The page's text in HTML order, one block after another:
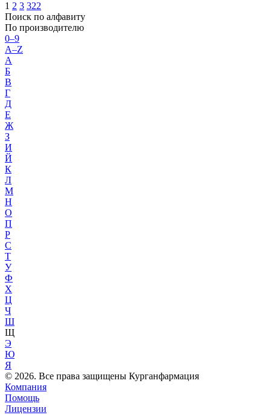
1 2 3 322
Поиск по алфавиту
По производителю
0–9
A–Z
А
Б
В
Г
Д
Е
Ж
З
И
Й
К
Л
М
Н
О
П
Р
С
Т
У
Ф
Х
Ц
Ч
Ш
Щ
Э
Ю
Я
© 2026. Все права защищены Курганфармация
Компания
Помощь
Лицензии